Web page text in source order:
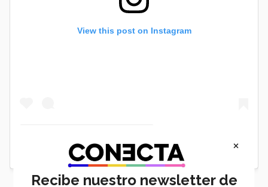
View this post on Instagram
×
Recibe nuestro newsletter de